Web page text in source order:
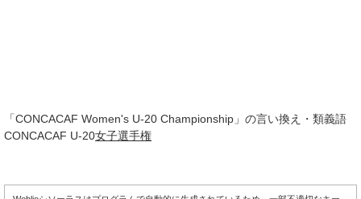
「CONCACAF Women's U-20 Championship 」の言い換え・類義語
CONCACAF U-20女子選手権